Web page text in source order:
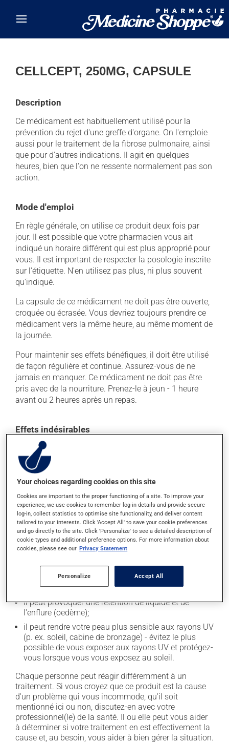
CELLCEPT, 250MG, CAPSULE
Description
Ce médicament est habituellement utilisé pour la
prévention du rejet d'une greffe d'organe. On l'emploie
aussi pour le traitement de la fibrose pulmonaire, ainsi
que pour d'autres indications. Il agit en quelques
heures, bien que l'on ne ressente normalement pas son
action.
Mode d'emploi
En règle générale, on utilise ce produit deux fois par
jour. Il est possible que votre pharmacien vous ait
indiqué un horaire différent qui est plus approprié pour
vous. Il est important de respecter la posologie inscrite
sur l'étiquette. N'en utilisez pas plus, ni plus souvent
qu'indiqué.
La capsule de ce médicament ne doit pas être ouverte,
croquée ou écrasée. Vous devriez toujours prendre ce
médicament vers la même heure, au même moment de
la journée.
Pour maintenir ses effets bénéfiques, il doit être utilisé
de façon régulière et continue. Assurez-vous de ne
jamais en manquer. Ce médicament ne doit pas être
pris avec de la nourriture. Prenez-le à jeun - 1 heure
avant ou 2 heures après un repas.
Effets indésirables
En plus de ses effets recherchés, ce produit peut à
l'occasion entraîner certains effets indésirables (effets
secondaires), notamment :
il peut causer des maux de ventre;
il peut entraîner de l'insomnie ou de la difficulté à
s'endormir;
il peut provoquer une baisse de certains globules
blancs, ce qui peut se manifester par de la fièvre, des
frissons, des maux de gorge ou des infections -
contactez votre médecin si cela se produit;
il peut causer des nausées et des vomissements;
il peut provoquer une rétention de liquide et de
l'enflure (oedème);
il peut rendre votre peau plus sensible aux rayons UV
(p. ex. soleil, cabine de bronzage) - évitez le plus
possible de vous exposer aux rayons UV et protégez-
vous lorsque vous vous exposez au soleil.
Chaque personne peut réagir différemment à un
traitement. Si vous croyez que ce produit est la cause
d'un problème qui vous incommode, qu'il soit
mentionné ici ou non, discutez-en avec votre
professionnel(le) de la santé. Il ou elle peut vous aider
à déterminer si votre traitement en est effectivement la
cause et, au besoin, vous aider à bien gérer la situation.
Your choices regarding cookies on this site
Cookies are important to the proper functioning of a site. To improve your
experience, we use cookies to remember log-in details and provide secure
log-in, collect statistics to optimise site functionality, and deliver content
tailored to your interests. Click 'Accept All' to save your cookie preferences
and go directly to the site. Click 'Personalize' to see a detailed description of
cookie types and additional preference options. For more information about
cookies, please see our Privacy Statement
Personalize Accept All